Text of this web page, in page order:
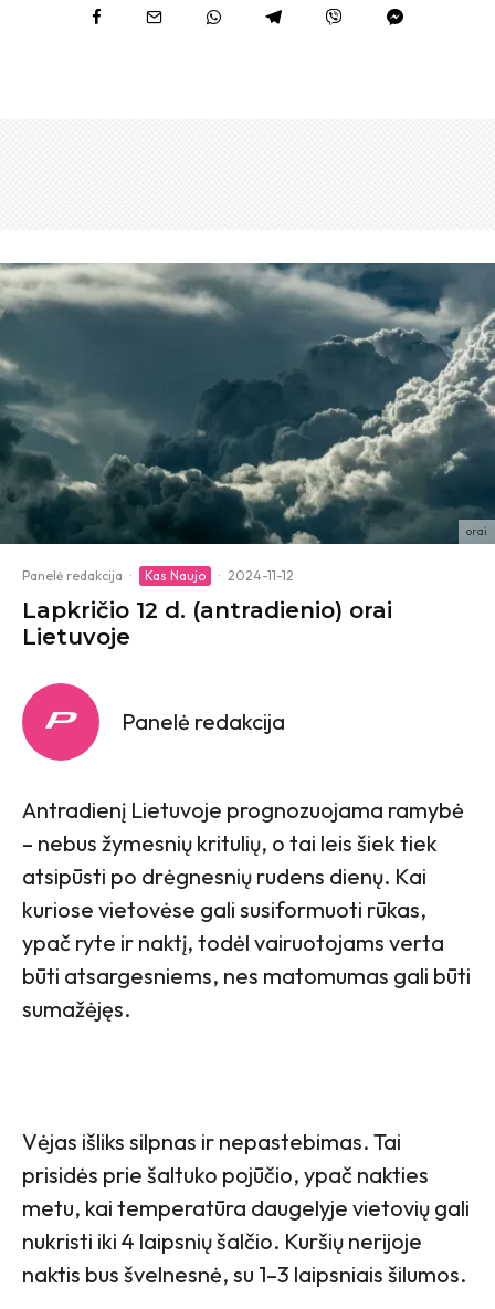
orai
Panelė redakcija · Kas Naujo · 2024-11-12
Lapkričio 12 d. (antradienio) orai
Lietuvoje
Panelė redakcija
Antradienį Lietuvoje prognozuojama ramybė
– nebus žymesnių kritulių, o tai leis šiek tiek
atsipūsti po drėgnesnių rudens dienų. Kai
kuriose vietovėse gali susiformuoti rūkas,
ypač ryte ir naktį, todėl vairuotojams verta
būti atsargesniems, nes matomumas gali būti
sumažėjęs.
Vėjas išliks silpnas ir nepastebimas. Tai
prisidės prie šaltuko pojūčio, ypač nakties
metu, kai temperatūra daugelyje vietovių gali
nukristi iki 4 laipsnių šalčio. Kuršių nerijoje
naktis bus švelnesnė, su 1–3 laipsniais šilumos.